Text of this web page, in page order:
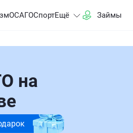
ОСАГОСпортЕщё Займы
на